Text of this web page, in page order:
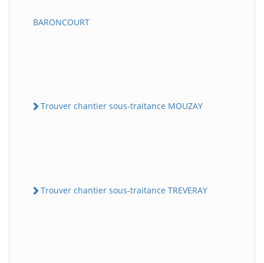
BARONCOURT
Trouver chantier sous-traitance MOUZAY
Trouver chantier sous-traitance TREVERAY